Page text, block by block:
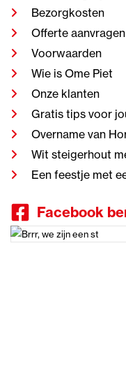
Bezorgkosten
Offerte aanvragen
Voorwaarden
Wie is Ome Piet
Onze klanten
Gratis tips voor
Overname van
Wit steigerhout
Een feestje met
Facebook